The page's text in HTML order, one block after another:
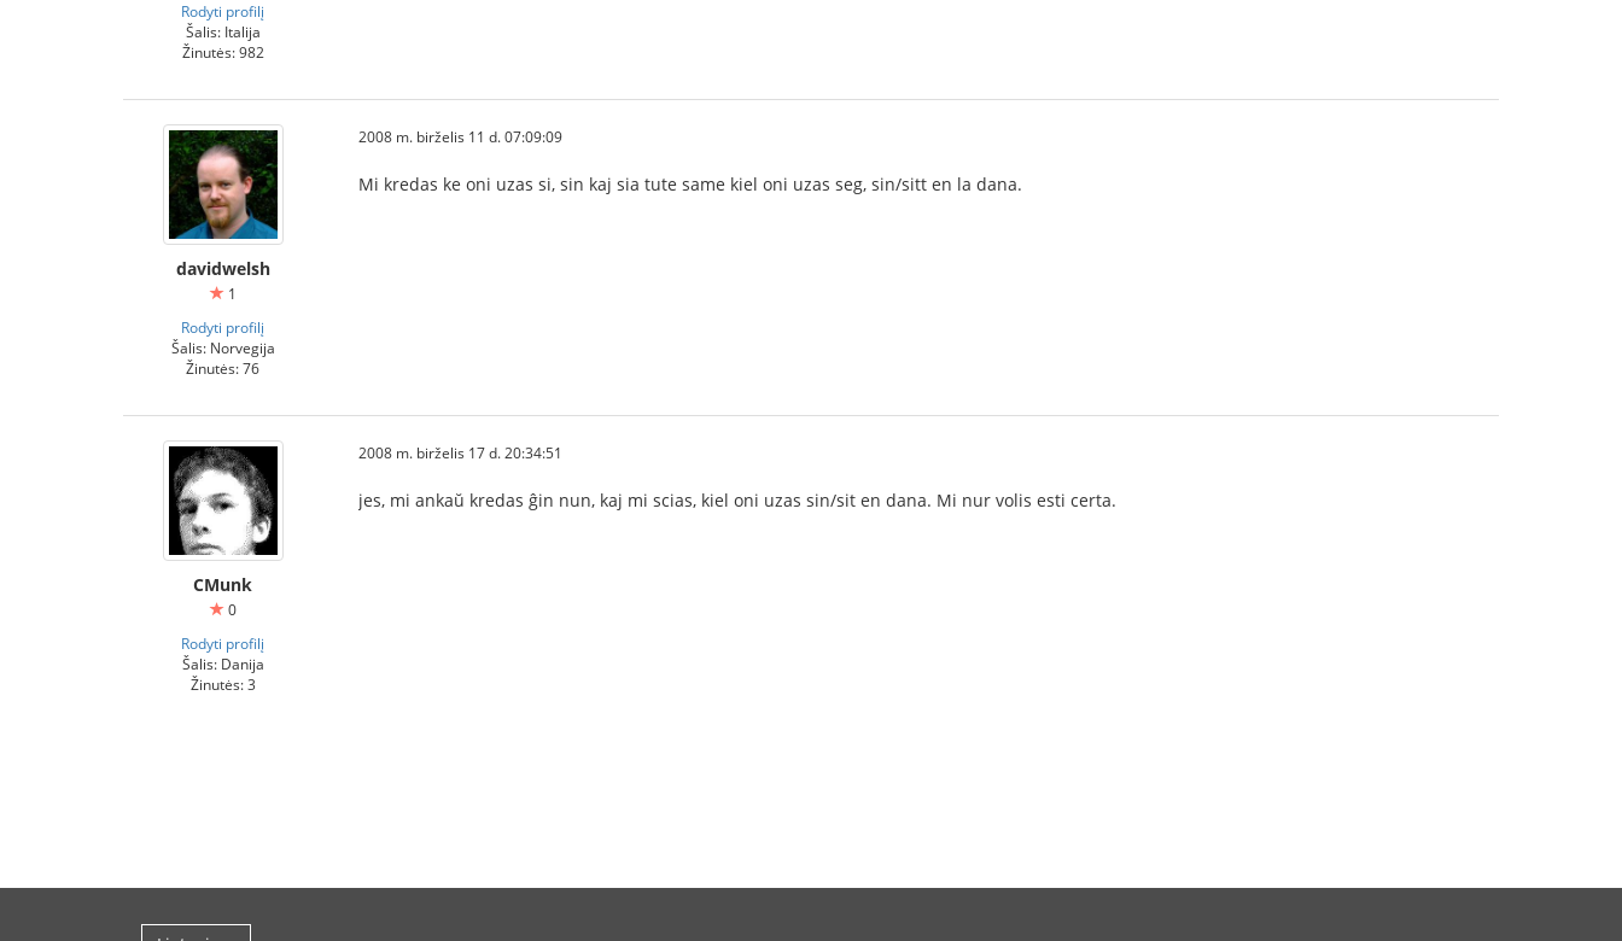
Rodyti profilį
Šalis: Italija
Žinutės: 982
davidwelsh
1
Rodyti profilį
Šalis: Norvegija
Žinutės: 76
2008 m. birželis 11 d. 07:09:09
Mi kredas ke oni uzas si, sin kaj sia tute same kiel oni uzas seg, sin/sitt en la dana.
CMunk
0
Rodyti profilį
Šalis: Danija
Žinutės: 3
2008 m. birželis 17 d. 20:34:51
jes, mi ankaŭ kredas ĝin nun, kaj mi scias, kiel oni uzas sin/sit en dana. Mi nur volis esti certa.